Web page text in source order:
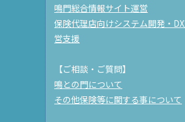
鳴門総合情報サイト運営
保険代理店向けシステム開発・
営支援
【ご相談・ご質問】
鳴との門について
その他保険等に関する事について